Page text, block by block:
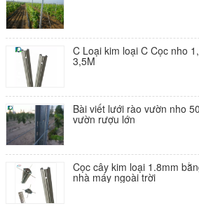
C Loại kim loại C Cọc nho
3,5M
Bài viết lưới rào vườn nho
vườn rượu lớn
Cọc cây kim loại 1.8mm
nhà máy ngoài trời